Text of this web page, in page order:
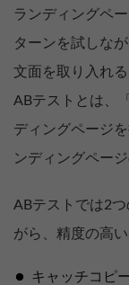
ランディングペ
ターンを試しな
文面を取り入れ
ABテストとは、
ディングページ
ンディングペー
ABテストでは2
がら、精度の高
キャッチコピ